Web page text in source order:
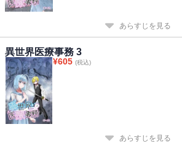
あらすじを見る
異世界医療事務 3
¥605 (税込)
あらすじを見る